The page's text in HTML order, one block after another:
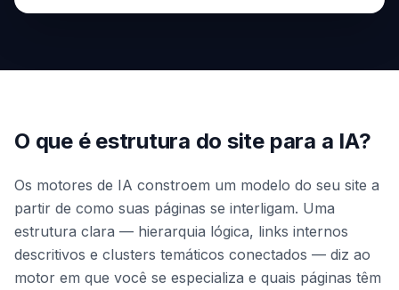
Integrações
Relatórios
e análises
O que é estrutura do site para a IA?
Os motores de IA constroem um modelo do seu site a
partir de como suas páginas se interligam. Uma
estrutura clara — hierarquia lógica, links internos
descritivos e clusters temáticos conectados — diz ao
motor em que você se especializa e quais páginas têm